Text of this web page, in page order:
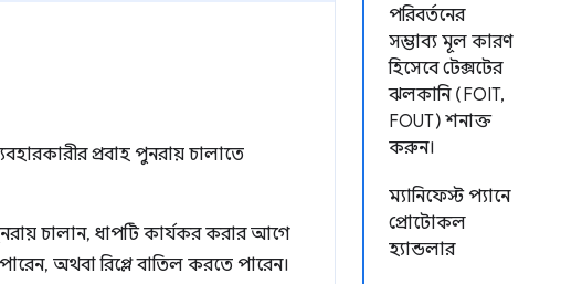
পরিবর্তনের
সম্ভাব্য মূল কারণ
হিসেবে টেক্সটের
ঝলকানি (FOIT,
FOUT) শনাক্ত
করুন।
ম্যানিফেস্ট প্যানে
প্রোটোকল
হ্যান্ডলার
প্রবাহ পুনরায় চালাতে
চালান, ধাপটি কার্যকর করার আগে
অথবা রিপ্লে বাতিল করতে পারেন।